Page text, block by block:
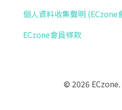
個人資料收集聲明 (ECzone
ECzone會員條款
© 2026